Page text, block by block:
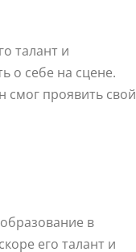
талант и
о себе на сцене.
смог проявить свой
в
его талант и